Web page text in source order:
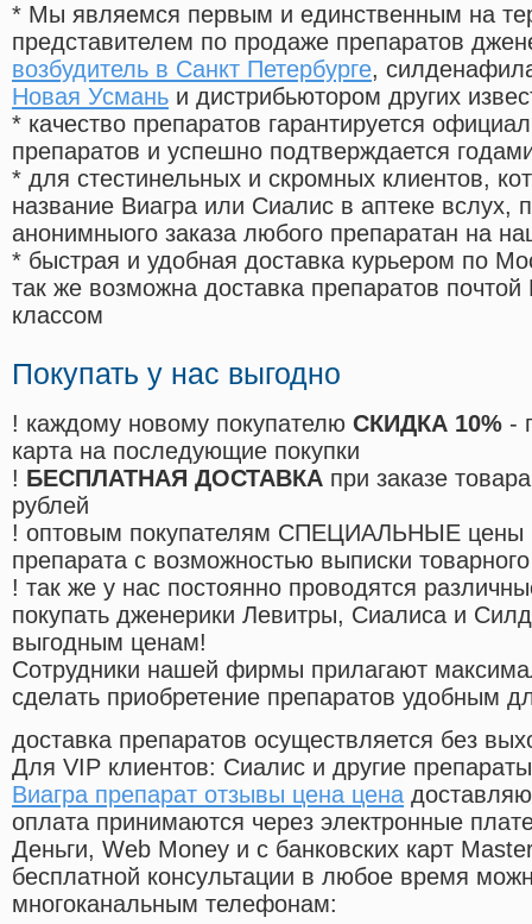
* Мы являемся первым и единственным на
представителем по продаже препаратов
возбудитель в Санкт Петербурге,
Новая Усмань и дистрибьютором других
* качество препаратов гарантируется
препаратов и успешно подтверждается
* для стестинельных и скромных клиентов,
название Виагра или Сиалис в аптеке вслух,
анонимныого заказа любого препаратан на
* быстрая и удобная доставка курьером по
так же возможна доставка препаратов
классом
Покупать у нас выгодно
! каждому новому покупателю СКИДКА 10% -
карта на последующие покупки
! БЕСПЛАТНАЯ ДОСТАВКА при заказе
рублей
! оптовым покупателям СПЕЦИАЛЬНЫЕ цены
препарата с возможностью выписки
! так же у нас постоянно проводятся
покупать дженерики Левитры, Сиалиса и
выгодным ценам!
Cотрудники нашей фирмы прилагают
сделать приобретение препаратов удобным
доставка препаратов осуществляется без
Для VIP клиентов: Сиалис и другие
Виагра препарат отзывы цена цена
оплата принимаются через электронные
Деньги, Web Money и с банковских карт
бесплатной консультации в любое время
многоканальным телефонам: